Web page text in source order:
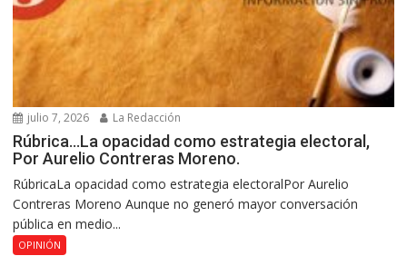
julio 7, 2026 La Redacción
Rúbrica…La opacidad como estrategia electoral,
Por Aurelio Contreras Moreno.
RúbricaLa opacidad como estrategia electoralPor Aurelio
Contreras Moreno Aunque no generó mayor conversación
pública en medio...
OPINIÓN